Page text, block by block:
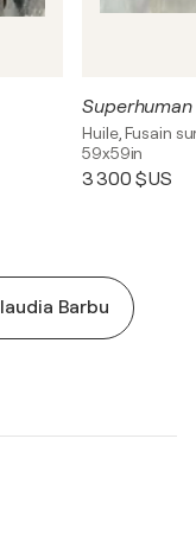
Huile, Fusain
59x59in
3 300 $US
Barbu